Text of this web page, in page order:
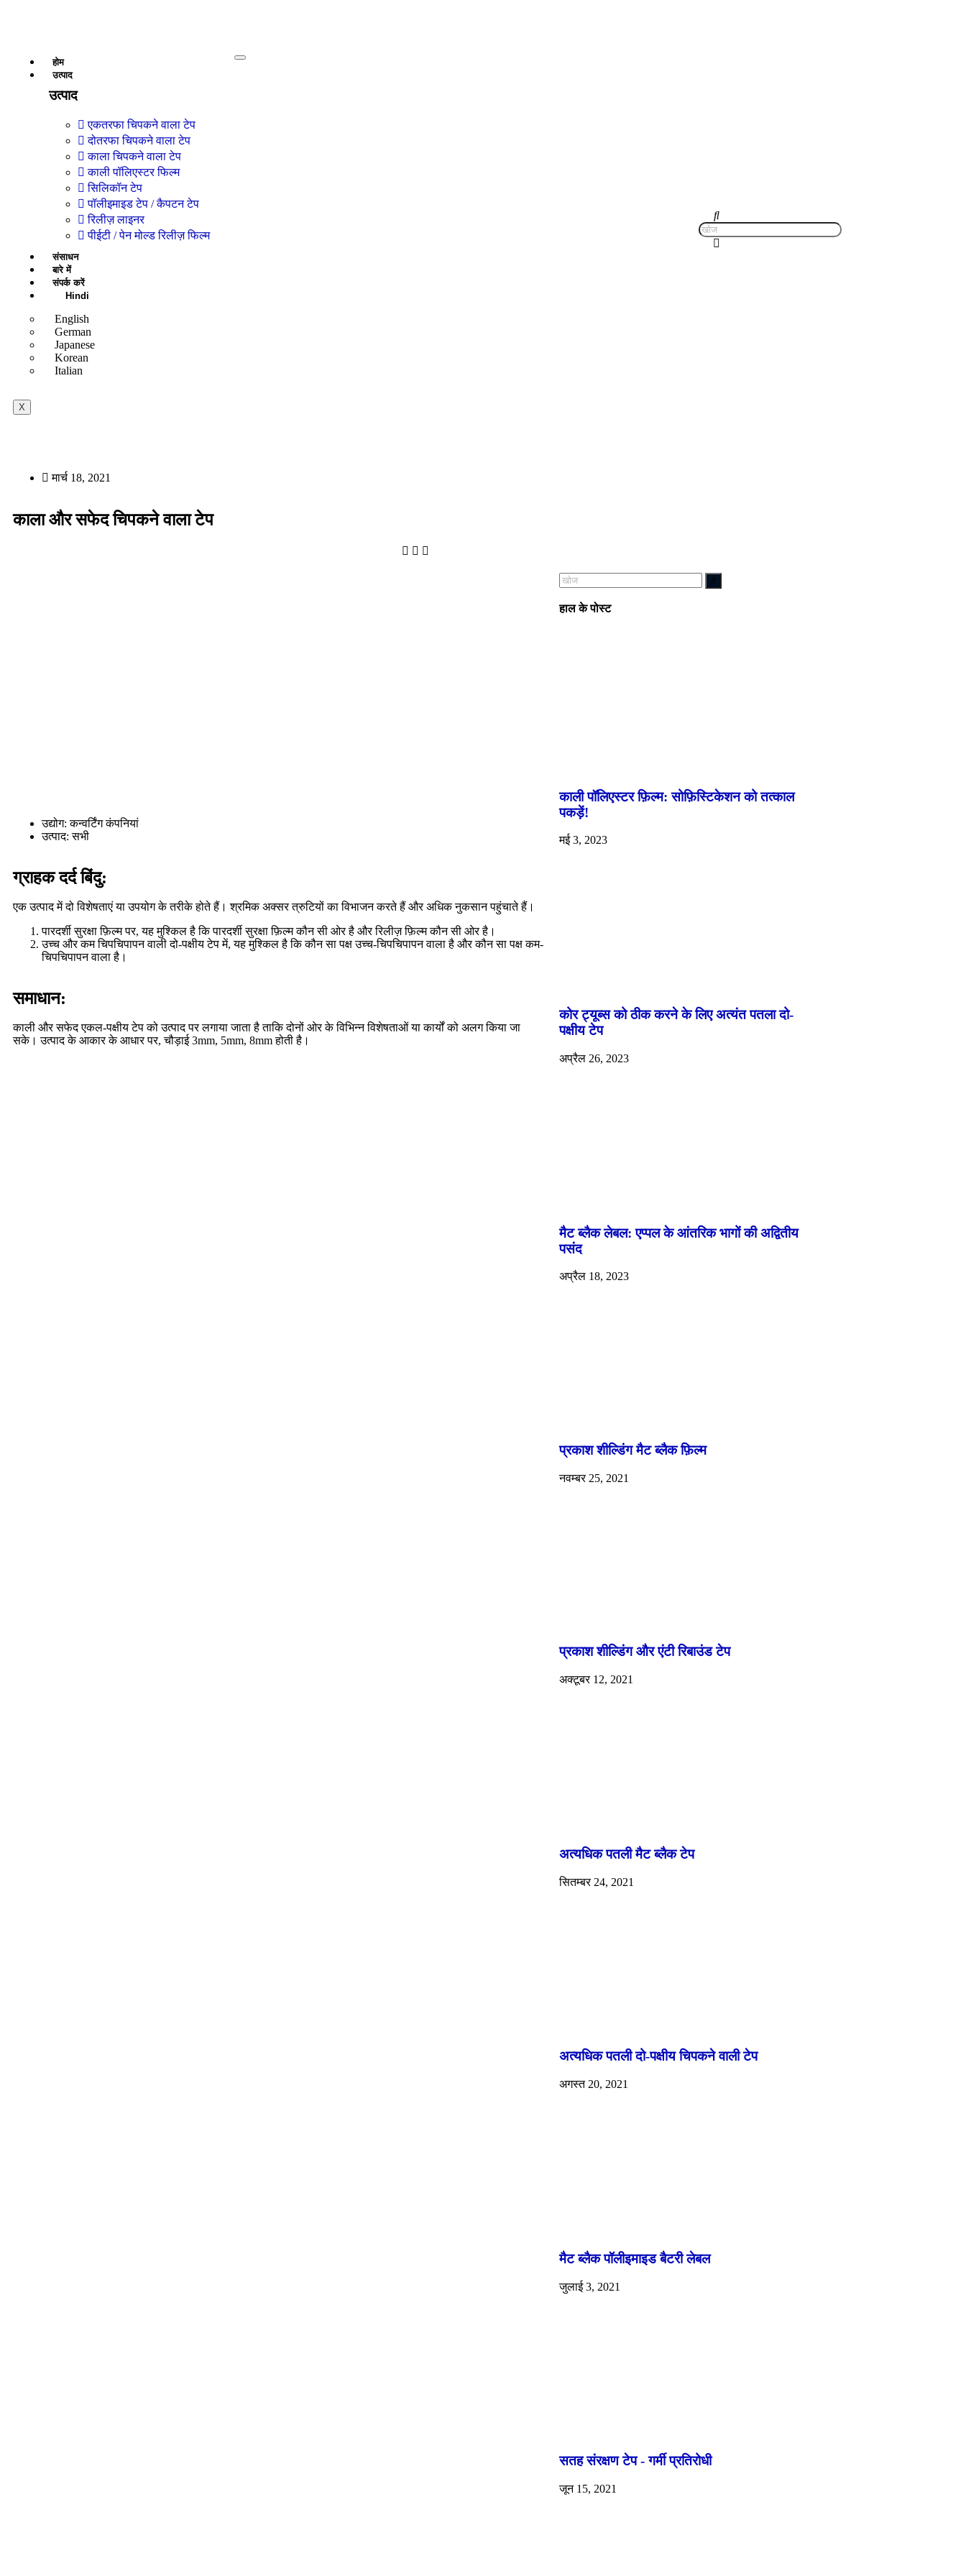
होम
उत्पाद
उत्पाद
एकतरफा चिपकने वाला टेप
दोतरफा चिपकने वाला टेप
काला चिपकने वाला टेप
काली पॉलिएस्टर फिल्म
सिलिकॉन टेप
पॉलीइमाइड टेप / कैपटन टेप
रिलीज़ लाइनर
पीईटी / पेन मोल्ड रिलीज़ फिल्म
संसाधन
बारे में
संपर्क करें
Hindi
English
German
Japanese
Korean
Italian
X
मार्च 18, 2021
काला और सफेद चिपकने वाला टेप
उद्योग: कन्वर्टिंग कंपनियां
उत्पाद: सभी
ग्राहक दर्द बिंदु:
एक उत्पाद में दो विशेषताएं या उपयोग के तरीके होते हैं। श्रमिक अक्सर त्रुटियों का विभाजन करते हैं और अधिक नुकसान पहुंचाते हैं।
पारदर्शी सुरक्षा फ़िल्म पर, यह मुश्किल है कि पारदर्शी सुरक्षा फ़िल्म कौन सी ओर है और रिलीज़ फ़िल्म कौन सी ओर है।
उच्च और कम चिपचिपापन वाली दो-पक्षीय टेप में, यह मुश्किल है कि कौन सा पक्ष उच्च-चिपचिपापन वाला है और कौन सा पक्ष कम-
चिपचिपापन वाला है।
समाधान:
काली और सफेद एकल-पक्षीय टेप को उत्पाद पर लगाया जाता है ताकि दोनों ओर के विभिन्न विशेषताओं या कार्यों को अलग किया जा
सके। उत्पाद के आकार के आधार पर, चौड़ाई 3mm, 5mm, 8mm होती है।
हाल के पोस्ट
काली पॉलिएस्टर फ़िल्म: सोफ़िस्टिकेशन को तत्काल
पकड़ें!
मई 3, 2023
कोर ट्यूब्स को ठीक करने के लिए अत्यंत पतला दो-
पक्षीय टेप
अप्रैल 26, 2023
मैट ब्लैक लेबल: एप्पल के आंतरिक भागों की अद्वितीय
पसंद
अप्रैल 18, 2023
प्रकाश शील्डिंग मैट ब्लैक फ़िल्म
नवम्बर 25, 2021
प्रकाश शील्डिंग और एंटी रिबाउंड टेप
अक्टूबर 12, 2021
अत्यधिक पतली मैट ब्लैक टेप
सितम्बर 24, 2021
अत्यधिक पतली दो-पक्षीय चिपकने वाली टेप
अगस्त 20, 2021
मैट ब्लैक पॉलीइमाइड बैटरी लेबल
जुलाई 3, 2021
सतह संरक्षण टेप - गर्मी प्रतिरोधी
जून 15, 2021